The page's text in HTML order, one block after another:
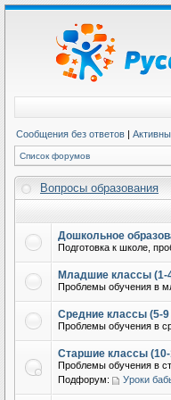
Сообщения без ответов |
Список форумов
Вопросы образования
Дошкольное
Подготовка к школе,
Младшие классы (1-
Проблемы обучения в
Средние классы (5-
Проблемы обучения в
Старшие классы
Проблемы обучения в
Подфорум:
Уроки